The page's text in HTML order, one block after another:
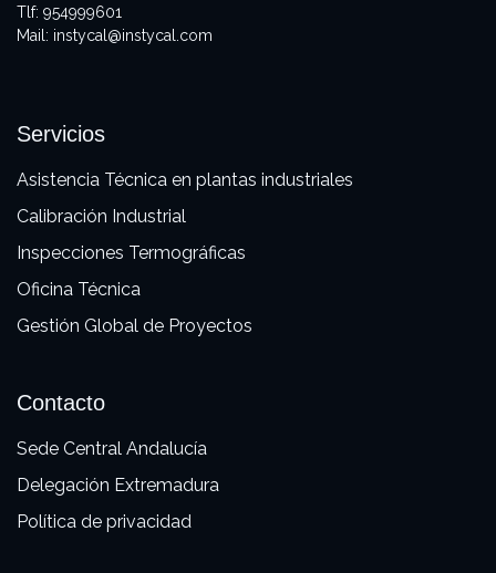
Tlf: 954999601
Mail: instycal@instycal.com
Servicios
Asistencia Técnica en plantas industriales
Calibración Industrial
Inspecciones Termográficas
Oficina Técnica
Gestión Global de Proyectos
Contacto
Sede Central Andalucía
Delegación Extremadura
Política de privacidad